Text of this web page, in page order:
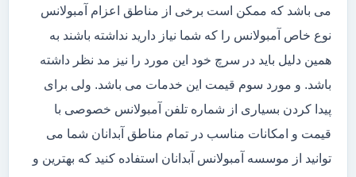
می باشد که ممکن است برخی از مناطق اعزام آمبولانس
نوع خاص آمبولانس را که شما نیاز دارید نداشته باشند به
همین دلیل باید در سرچ خود این مورد را نیز مد نظر داشته
باشد. و مورد سوم قیمت این خدمات می باشد. ولی برای
پیدا کردن بسیاری از شماره تلفن آمبولانس خصوصی با
قیمت و امکانات مناسب در تمام مناطق آبدانان شما می
توانید از موسسه آمبولانس آبدانان استفاده کنید که بهترین و